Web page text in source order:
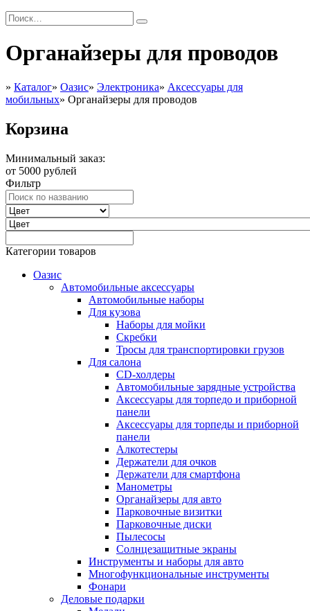
Органайзеры для проводов
» Каталог» Оазис» Электроника» Аксессуары для
мобильных» Органайзеры для проводов
Корзина
Минимальный заказ:
от 5000 рублей
Фильтр
Категории товаров
Оазис
Автомобильные аксессуары
Автомобильные наборы
Для кузова
Наборы для мойки
Скребки
Тросы для транспортировки грузов
Для салона
CD-холдеры
Автомобильные зарядные устройства
Аксессуары для торпедо и приборной
панели
Аксессуары для торпеды и приборной
панели
Алкотестеры
Держатели для очков
Держатели для смартфона
Манометры
Органайзеры для авто
Парковочные визитки
Парковочные диски
Пылесосы
Солнцезащитные экраны
Инструменты и наборы для авто
Многофункциональные инструменты
Фонари
Деловые подарки